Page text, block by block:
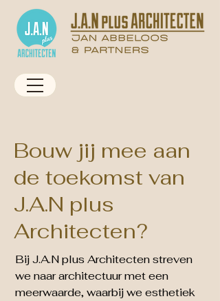
Bouw jij mee aan
de toekomst van
J.A.N plus
Architecten?
Bij J.A.N plus Architecten streven
we naar architectuur met een
meerwaarde, waarbij we esthetiek